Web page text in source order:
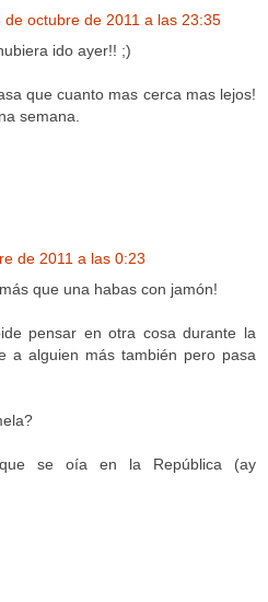
de octubre de 2011 a las 23:35
ido ayer!! ;)
que cuanto mas cerca mas lejos!
semana.
de 2011 a las 0:23
que una habas con jamón!
pensar en otra cosa durante la
a alguien más también pero pasa
se oía en la República (ay